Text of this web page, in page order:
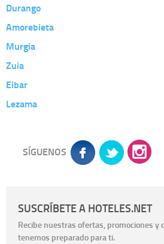
Durango
Amorebieta
Murgia
Zuia
Eibar
Lezama
SÍGUENOS
SUSCRÍBETE A HOTELES.NET
Recibe nuestras ofertas, promociones y
tenemos preparado para ti.